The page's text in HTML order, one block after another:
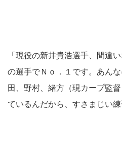
「現役の新井貴浩選手、間違
の選手でＮｏ．１です。あん
田、野村、緒方（現カープ監
ているんだから、すさまじい練